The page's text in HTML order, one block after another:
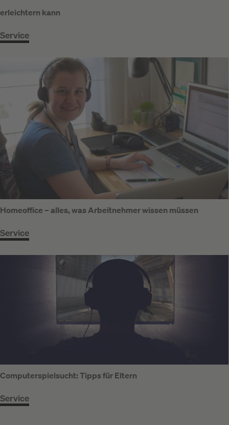
erleichtern kann
Service
Homeoffice – alles, was Arbeitnehmer wissen müssen
Service
Computerspielsucht: Tipps für Eltern
Service